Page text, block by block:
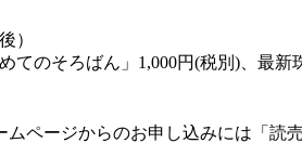
）
のそろばん」1,000円(税別)、最新
ページからのお申し込みには「読